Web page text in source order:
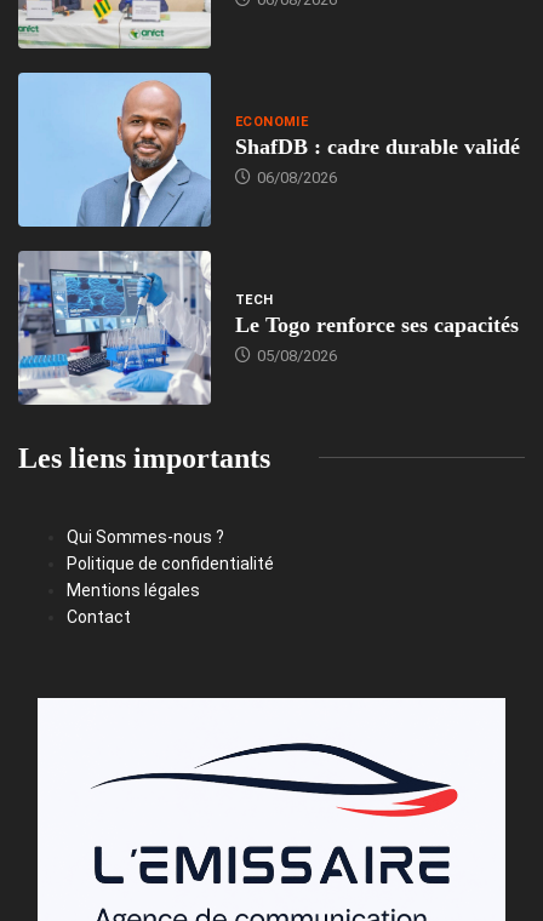
ECONOMIE
ShafDB : cadre durable validé
06/08/2026
TECH
Le Togo renforce ses capacités
05/08/2026
Les liens importants
Qui Sommes-nous ?
Politique de confidentialité
Mentions légales
Contact